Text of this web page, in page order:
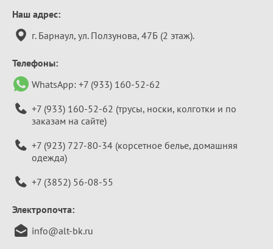
Контактная
информация
Наш адрес:
г. Барнаул, ул. Ползунова, 47Б (2 этаж).
Телефоны:
WhatsApp: +7 (933) 160-52-62
+7 (933) 160-52-62 (трусы, носки, колготки и по
заказам на сайте)
+7 (923) 727-80-34 (корсетное белье, домашняя
одежда)
+7 (3852) 56-08-55
Электропочта:
info@alt-bk.ru